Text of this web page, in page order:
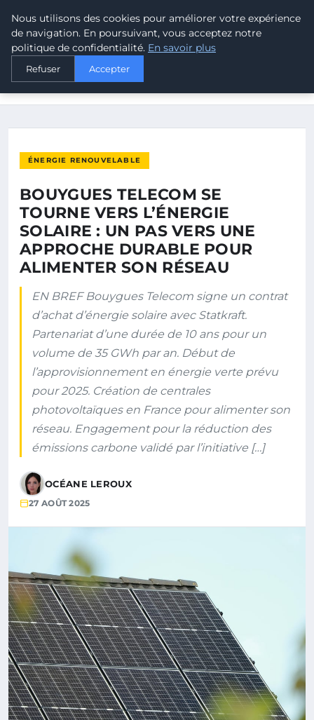
MALTA CLIMATE
ACCUEIL
BOUYGUES TELECOM SE TOURNE VERS L’ÉNERGIE SOLAIRE : UN
ÉNERGIE RENOUVELABLE
BOUYGUES TELECOM SE
TOURNE VERS L’ÉNERGIE
SOLAIRE : UN PAS VERS UNE
APPROCHE DURABLE POUR
ALIMENTER SON RÉSEAU
EN BREF Bouygues Telecom signe un contrat
d’achat d’énergie solaire avec Statkraft.
Partenariat d’une durée de 10 ans pour un
volume de 35 GWh par an. Début de
l’approvisionnement en énergie verte prévu
pour 2025. Création de centrales
photovoltaïques en France pour alimenter son
réseau. Engagement pour la réduction des
émissions carbone validé par l’initiative […]
OCÉANE LEROUX
27 AOÛT 2025
Nous utilisons des cookies pour améliorer votre expérience
de navigation. En poursuivant, vous acceptez notre
politique de confidentialité. En savoir plus
Refuser Accepter